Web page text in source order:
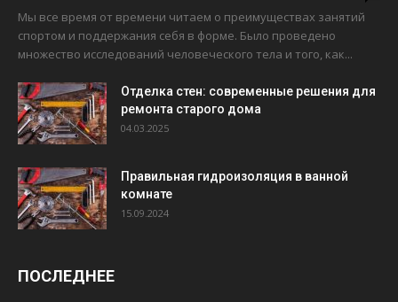
Мы все время от времени читаем о преимуществах занятий
спортом и поддержания себя в форме. Было проведено
множество исследований человеческого тела и того, как...
Отделка стен: современные решения для
ремонта старого дома
04.03.2025
Правильная гидроизоляция в ванной
комнате
15.09.2024
ПОСЛЕДНЕЕ